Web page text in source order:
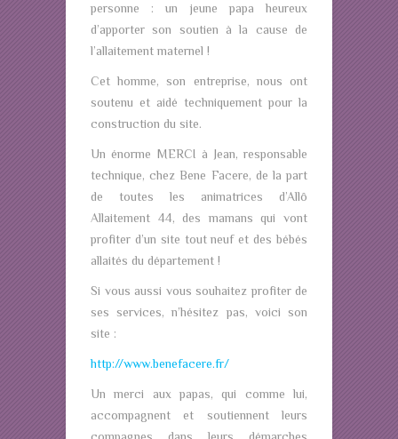
personne : un jeune papa heureux
d’apporter son soutien à la cause de
l’allaitement maternel !
Cet homme, son entreprise, nous ont
soutenu et aidé techniquement pour la
construction du site.
Un énorme MERCI à Jean, responsable
technique, chez Bene Facere, de la part
de toutes les animatrices d’Allô
Allaitement 44, des mamans qui vont
profiter d’un site tout neuf et des bébés
allaités du département !
Si vous aussi vous souhaitez profiter de
ses services, n’hésitez pas, voici son
site :
http://www.benefacere.fr/
Un merci aux papas, qui comme lui,
accompagnent et soutiennent leurs